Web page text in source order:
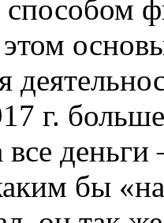
г.
все
бы